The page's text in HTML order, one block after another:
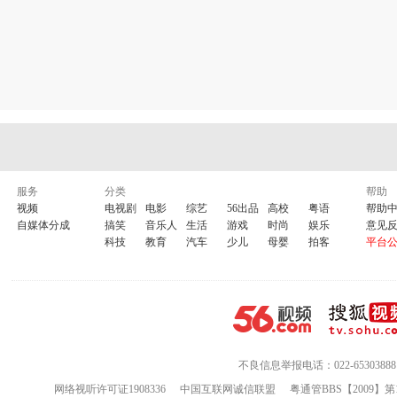
服务
视频
自媒体分成
分类
电视剧
电影 综艺 56出品 高校
粤语
搞笑
音乐人 生活 游戏 时尚
娱乐
科技
教育 汽车 少儿 母婴 拍客
帮助
帮助
意见
平台
不良信息举报电话：022-65303888
网络视听许可证1908336
中国互联网诚信联盟 粤通管BBS【2009】